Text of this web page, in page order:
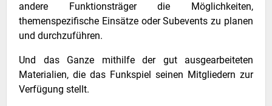
andere Funktionsträger die Möglichkeiten,
themenspezifische Einsätze oder Subevents zu planen
und durchzuführen.
Und das Ganze mithilfe der gut ausgearbeiteten
Materialien, die das Funkspiel seinen Mitgliedern zur
Verfügung stellt.